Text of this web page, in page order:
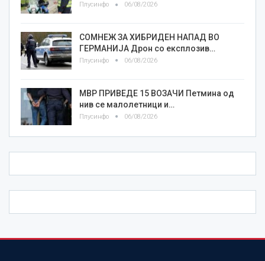
Плусинфо 06/08/2026
СОМНЕЖ ЗА ХИБРИДЕН НАПАД ВО
ГЕРМАНИЈА Дрон со експлозив…
Плусинфо 06/08/2026
МВР ПРИВЕДЕ 15 ВОЗАЧИ Петмина од
нив се малолетници и…
Плусинфо 06/08/2026